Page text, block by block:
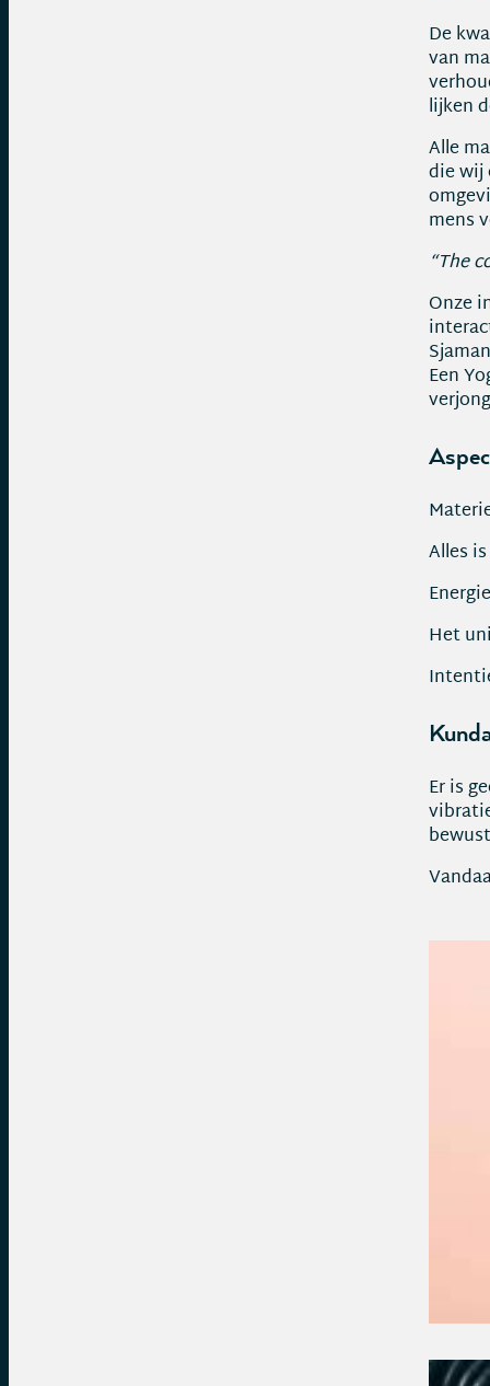
De
van
lijken
Alle
die wij
mens
“The
Onze
Een
Alles
Het
Er is